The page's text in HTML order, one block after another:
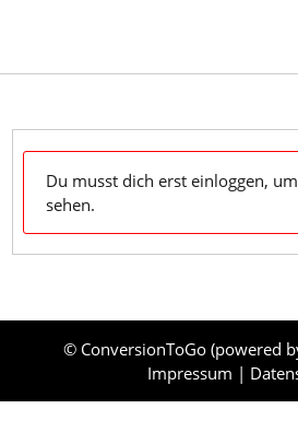
Dein Klaviyo-Support OnDemand & zum
Du musst dich erst einloggen,
sehen.
© ConversionToGo (powered
Impressum |